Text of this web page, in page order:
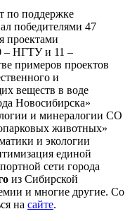
по поддержке
победителями 47
проектами
– НГТУ и 11 –
примеров проектов
и
веществ в воде
Новосибирска»
и минералогии СО
животных»
и экологии
единой
сети города
из Сибирской
и многие другие. Со
на сайте.